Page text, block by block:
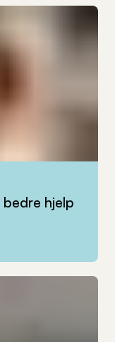
bedre hjelp